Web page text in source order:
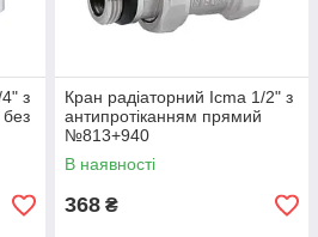
з
без
Кран радіаторний Icma 1/2" з
антипротіканням прямий
№813+940
В наявності
368 ₴